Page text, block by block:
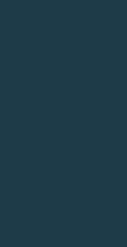
sich die
starkes
sind alle
Dinge zu
und macht
erfahren.